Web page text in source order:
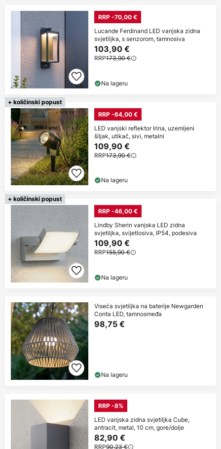
RRP -70,00 €
Lucande Ferdinand LED vanjska zidna
svjetiljka, s senzorom, tamnosiva
103,90 €
RRP173,90 €
Na lageru
+ količinski popust
RRP -64,00 €
LED vanjski reflektor Irina, uzemljeni
šiljak, utikač, sivi, metalni
109,90 €
RRP173,90 €
Na lageru
+ količinski popust
RRP -46,00 €
Lindby Sherin vanjska LED zidna
svjetiljka, svijetlosiva, IP54, podesiva
109,90 €
RRP155,90 €
Na lageru
Viseća svjetiljka na baterije Newgarden
Conta LED, tamnosmeđa
98,75 €
Na lageru
RRP -8%
LED vanjska zidna svjetiljka Cube,
antracit, metal, 10 cm, gore/dolje
82,90 €
RRP90,23 €